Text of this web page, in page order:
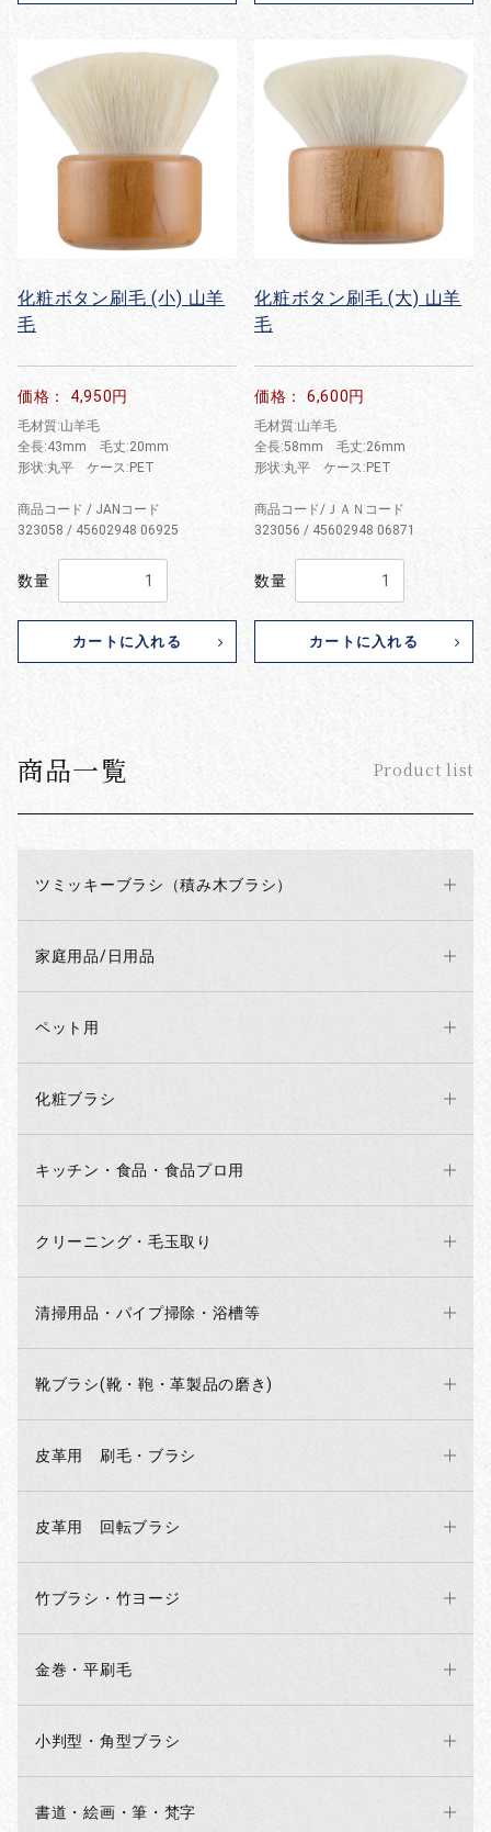
商品一覧 Product list
ツミッキーブラシ（積み木ブラシ）
家庭用品/日用品
ペット用
化粧ブラシ
キッチン・食品・食品プロ用
クリーニング・毛玉取り
清掃用品・パイプ掃除・浴槽等
靴ブラシ(靴・鞄・革製品の磨き)
皮革用 刷毛・ブラシ
皮革用 回転ブラシ
竹ブラシ・竹ヨージ
金巻・平刷毛
小判型・角型ブラシ
書道・絵画・筆・梵字
化粧ボタン刷毛 (小) 山羊
毛
価格： 4,950円
毛材質:山羊毛
全長:43mm 毛丈:20mm
形状:丸平 ケース:PET
商品コード / JANコード
323058 / 45602948 06925
数量
カートに入れる
化粧ボタン刷毛 (大) 山羊
毛
価格： 6,600円
毛材質:山羊毛
全長:58mm 毛丈:26mm
形状:丸平 ケース:PET
商品コード/ＪＡＮコード
323056 / 45602948 06871
数量
カートに入れる